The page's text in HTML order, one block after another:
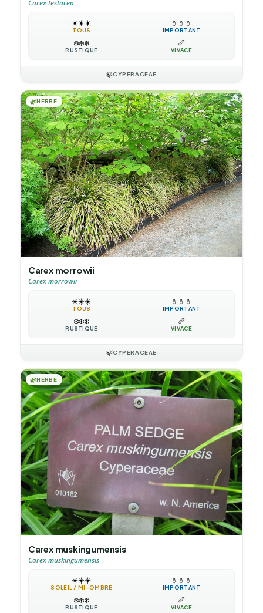
Carex testacea
☀️☀️☀️
TOUS
💧 💧 💧
IMPORTANT
❄️❄️❄️
RUSTIQUE
📏
VIVACE
🍃CYPERACEAE
🌿HERBE
Carex morrowii
Carex morrowii
☀️☀️☀️
TOUS
💧 💧 💧
IMPORTANT
❄️❄️❄️
RUSTIQUE
📏
VIVACE
🍃CYPERACEAE
🌿HERBE
Carex muskingumensis
Carex muskingumensis
☀️☀️☀️
SOLEIL / MI-OMBRE
💧 💧 💧
IMPORTANT
❄️❄️❄️
RUSTIQUE
📏
VIVACE